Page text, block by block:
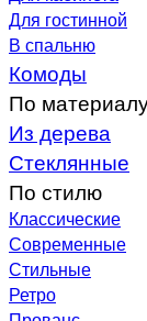
Для гостинной
В спальню
Комоды
По
Из дерева
Стеклянные
По стилю
Классические
Современные
Стильные
Ретро